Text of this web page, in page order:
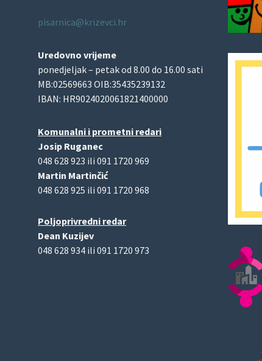
pisarnica@krizevci.hr
Uredovno vrijeme
ponedjeljak – petak od 8.00 do 16.00 sati
MB:02569663 OIB:35435239132
IBAN: HR9024020061821400000
Komunalni i prometni redari
Josip Ruganec
048 628 923 ili 091 1720 969
Martin Martinčić
048 628 925 ili 091 1720 968
Poljoprivredni redar
Dean Kuzijev
048 628 934 ili 091 1720 973